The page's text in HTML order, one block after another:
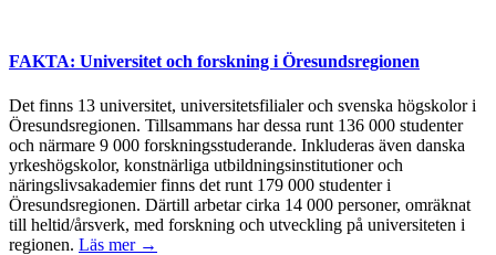
FAKTA: Universitet och forskning i Öresundsregionen
Det finns 13 universitet, universitetsfilialer och svenska högskolor i
Öresundsregionen. Tillsammans har dessa runt 136 000 studenter
och närmare 9 000 forskningsstuderande. Inkluderas även danska
yrkeshögskolor, konstnärliga utbildningsinstitutioner och
näringslivsakademier finns det runt 179 000 studenter i
Öresundsregionen. Därtill arbetar cirka 14 000 personer, omräknat
till heltid/årsverk, med forskning och utveckling på universiteten i
regionen. Läs mer →